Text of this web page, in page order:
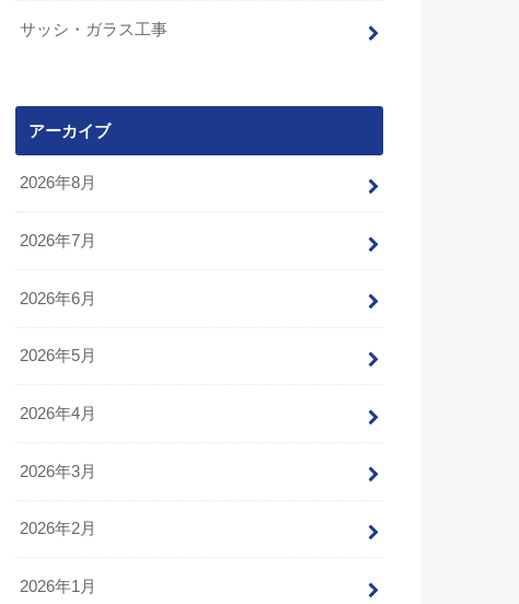
サッシ・ガラス工事
アーカイブ
2026年8月
2026年7月
2026年6月
2026年5月
2026年4月
2026年3月
2026年2月
2026年1月